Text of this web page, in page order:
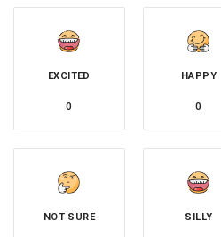
EXCITED
0
HAPPY
0
NOT SURE SILLY